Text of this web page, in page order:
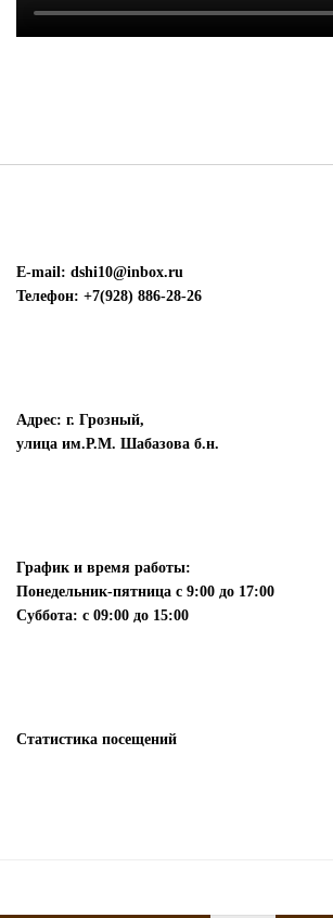
E-mail: dshi10@inbox.ru
Телефон: +7(928) 886-28-26
Адрес: г. Грозный,
улица им.Р.М. Шабазова б.н.
График и время работы:
Понедельник-пятница с 9:00 до 17:00
Суббота: с 09:00 до 15:00
Статистика посещений